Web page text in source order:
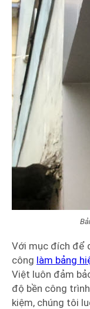
Với mục đích để
công làm bảng
Việt luôn đảm
độ bền công
kiệm, chúng tôi